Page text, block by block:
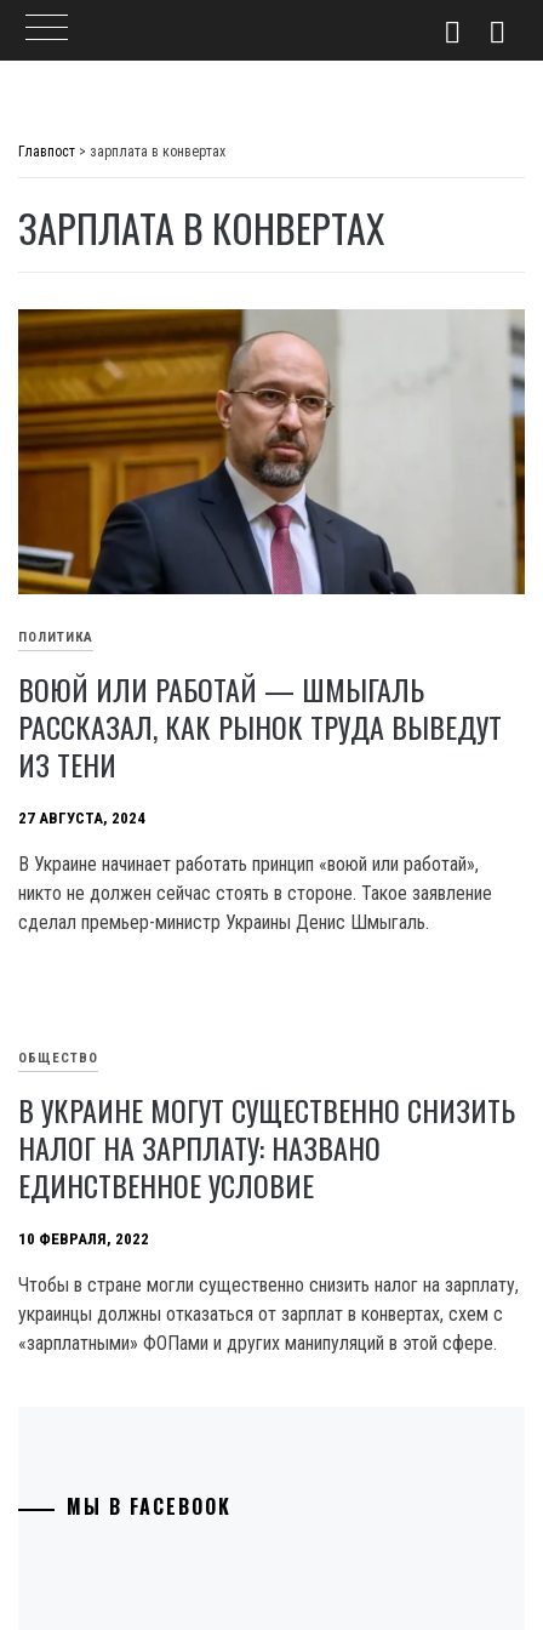
Главпост > зарплата в конвертах
ЗАРПЛАТА В КОНВЕРТАХ
ПОЛИТИКА
ВОЮЙ ИЛИ РАБОТАЙ — ШМЫГАЛЬ
РАССКАЗАЛ, КАК РЫНОК ТРУДА ВЫВЕДУТ
ИЗ ТЕНИ
27 АВГУСТА, 2024
B Украине начинает работать принцип «воюй или работай»,
никто не должен сейчас стоять в стороне. Такое заявление
сделал премьер-министр Украины Денис Шмыгаль.
ОБЩЕСТВО
В УКРАИНЕ МОГУТ СУЩЕСТВЕННО СНИЗИТЬ
НАЛОГ НА ЗАРПЛАТУ: НАЗВАНО
ЕДИНСТВЕННОЕ УСЛОВИЕ
10 ФЕВРАЛЯ, 2022
Чтобы в стране могли существенно снизить налог на зарплату,
украинцы должны отказаться от зарплат в конвертах, схем с
«зарплатными» ФОПами и других манипуляций в этой сфере.
МЫ В FACEBOOK